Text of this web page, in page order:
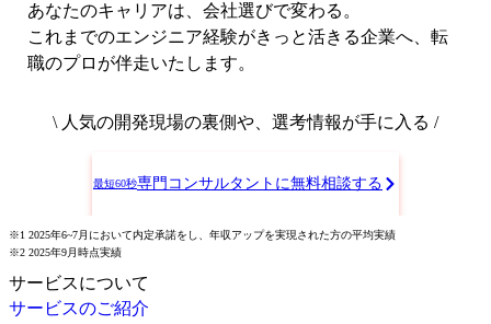
あなたのキャリアは、会社選びで変わる。
これまでのエンジニア経験がきっと活きる企業へ、転
職のプロが伴走いたします。
\ 人気の開発現場の裏側や、選考情報が手に入る /
最短60秒専門コンサルタントに無料相談する
※1 2025年6~7月において内定承諾をし、年収アップを実現された方の平均実績
※2 2025年9月時点実績
サービスについて
サービスのご紹介